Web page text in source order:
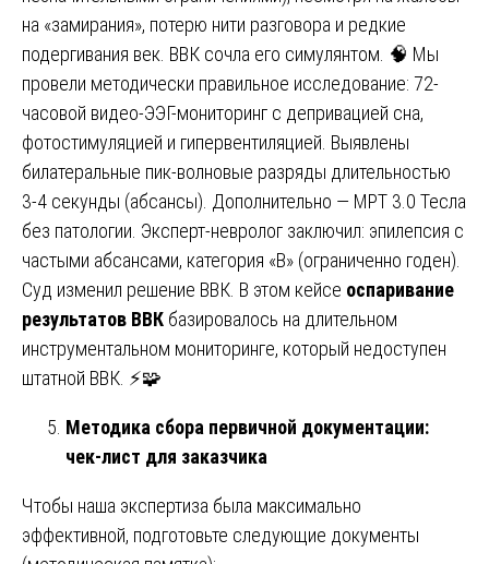
на «замирания», потерю нити разговора и редкие
подергивания век. ВВК сочла его симулянтом. 🧠 Мы
провели методически правильное исследование: 72-
часовой видео-ЭЭГ-мониторинг с депривацией сна,
фотостимуляцией и гипервентиляцией. Выявлены
билатеральные пик-волновые разряды длительностью
3-4 секунды (абсансы). Дополнительно — МРТ 3.0 Тесла
без патологии. Эксперт-невролог заключил: эпилепсия с
частыми абсансами, категория «В» (ограниченно годен).
Суд изменил решение ВВК. В этом кейсе оспаривание
результатов ВВК базировалось на длительном
инструментальном мониторинге, который недоступен
штатной ВВК. ⚡🧩
Методика сбора первичной документации:
чек-лист для заказчика
Чтобы наша экспертиза была максимально
эффективной, подготовьте следующие документы